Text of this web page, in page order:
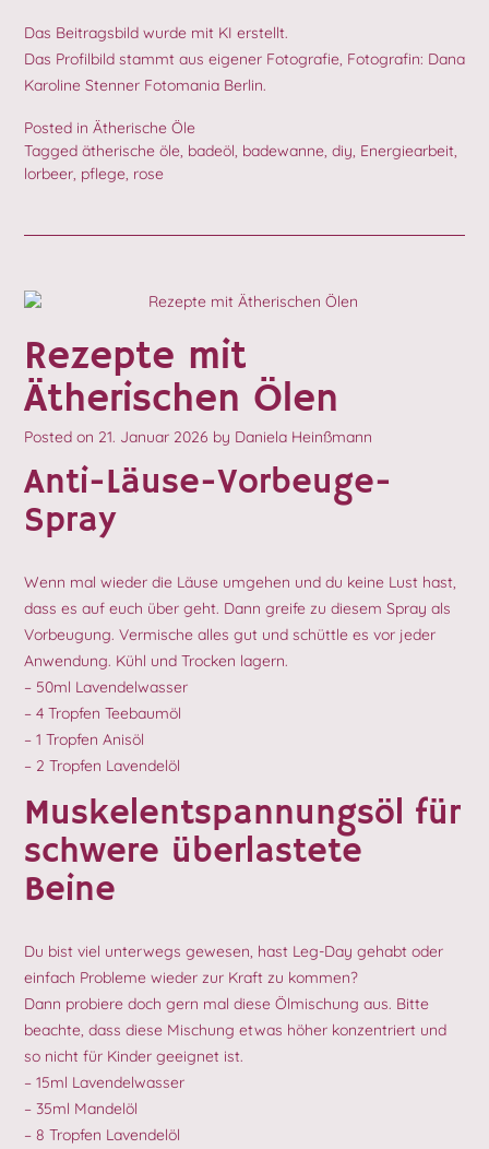
Das Beitragsbild wurde mit KI erstellt.
Das Profilbild stammt aus eigener Fotografie, Fotografin: Dana
Karoline Stenner Fotomania Berlin.
Posted in Ätherische Öle
Tagged ätherische öle, badeöl, badewanne, diy, Energiearbeit,
lorbeer, pflege, rose
Rezepte mit
Ätherischen Ölen
Posted on 21. Januar 2026 by Daniela Heinßmann
Anti-Läuse-Vorbeuge-
Spray
Wenn mal wieder die Läuse umgehen und du keine Lust hast,
dass es auf euch über geht. Dann greife zu diesem Spray als
Vorbeugung. Vermische alles gut und schüttle es vor jeder
Anwendung. Kühl und Trocken lagern.
– 50ml Lavendelwasser
– 4 Tropfen Teebaumöl
– 1 Tropfen Anisöl
– 2 Tropfen Lavendelöl
Muskelentspannungsöl für
schwere überlastete
Beine
Du bist viel unterwegs gewesen, hast Leg-Day gehabt oder
einfach Probleme wieder zur Kraft zu kommen?
Dann probiere doch gern mal diese Ölmischung aus. Bitte
beachte, dass diese Mischung etwas höher konzentriert und
so nicht für Kinder geeignet ist.
– 15ml Lavendelwasser
– 35ml Mandelöl
– 8 Tropfen Lavendelöl